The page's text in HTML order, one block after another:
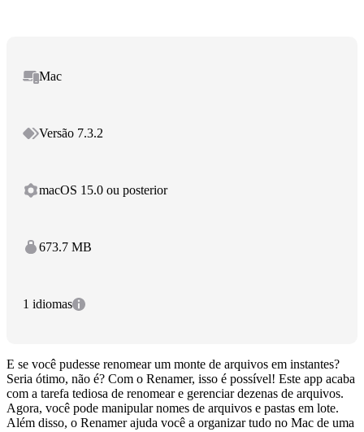
Mac
Versão 7.3.2
macOS 15.0 ou posterior
673.7 MB
1 idiomas
E se você pudesse renomear um monte de arquivos em instantes?
Seria ótimo, não é? Com o Renamer, isso é possível! Este app acaba
com a tarefa tediosa de renomear e gerenciar dezenas de arquivos.
Agora, você pode manipular nomes de arquivos e pastas em lote.
Além disso, o Renamer ajuda você a organizar tudo no Mac de uma